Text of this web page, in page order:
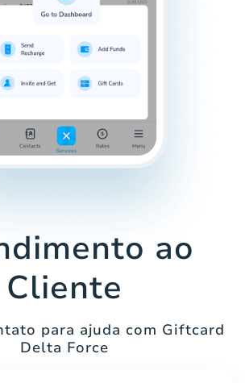
ao
Cliente
para ajuda com Giftcard
Delta Force